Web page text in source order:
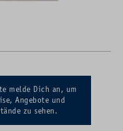
melde Dich an, um
Angebote und
zu sehen.